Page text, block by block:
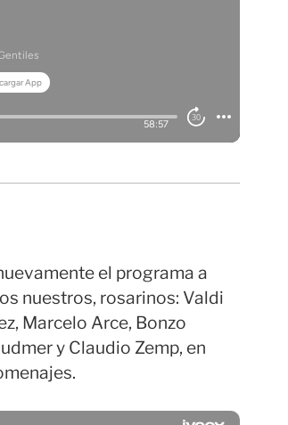
el programa a
nuestros, rosarinos: Valdi
Marcelo Arce, Bonzo
y Claudio Zemp, en